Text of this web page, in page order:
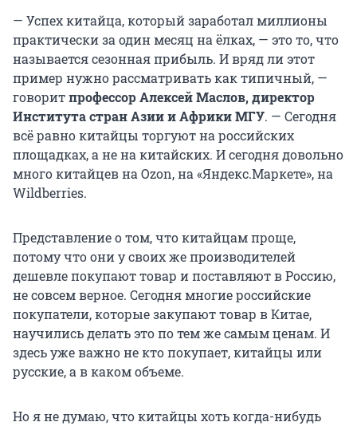
— Успех китайца, который заработал миллионы
практически за один месяц на ёлках, — это то, что
называется сезонная прибыль. И вряд ли этот
пример нужно рассматривать как типичный, —
говоритпрофессор Алексей Маслов, директор
Института стран Азии и Африки МГУ. — Сегодня
всё равно китайцы торгуют на российских
площадках, а не на китайских. И сегодня довольно
много китайцев на Ozon, на «Яндекс.Маркете», на
Wildberries.
Представление о том, что китайцам проще,
потому что они у своих же производителей
дешевле покупают товар и поставляют в Россию,
не совсем верное. Сегодня многие российские
покупатели, которые закупают товар в Китае,
научились делать это по тем же самым ценам. И
здесь уже важно не кто покупает, китайцы или
русские, а в каком объеме.
Но я не думаю, что китайцы хоть когда-нибудь